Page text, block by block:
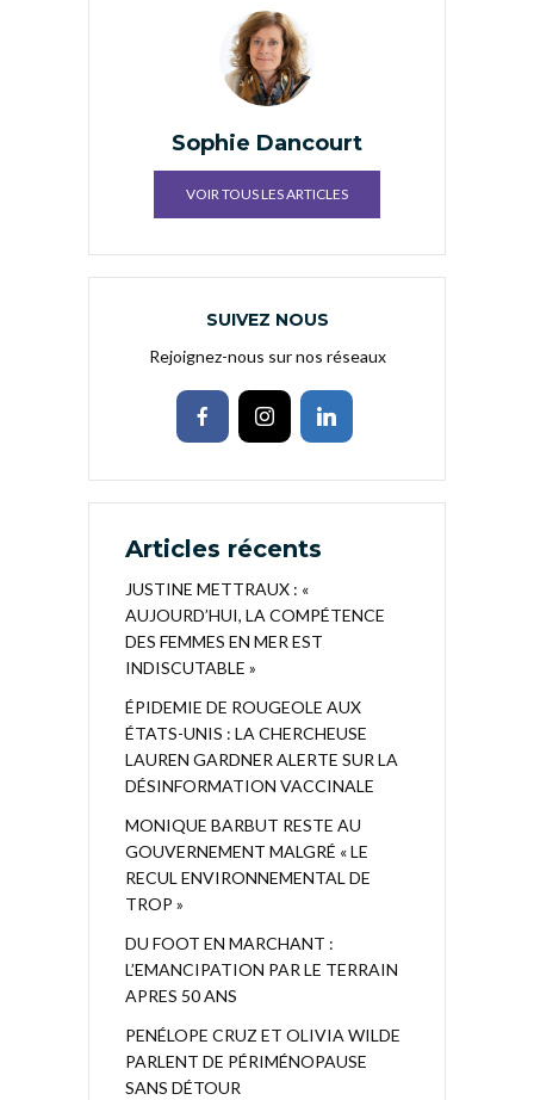
Sophie Dancourt
VOIR TOUS LES ARTICLES
SUIVEZ NOUS
Rejoignez-nous sur nos réseaux
Articles récents
JUSTINE METTRAUX : «
AUJOURD’HUI, LA COMPÉTENCE
DES FEMMES EN MER EST
INDISCUTABLE »
ÉPIDEMIE DE ROUGEOLE AUX
ÉTATS-UNIS : LA CHERCHEUSE
LAUREN GARDNER ALERTE SUR LA
DÉSINFORMATION VACCINALE
MONIQUE BARBUT RESTE AU
GOUVERNEMENT MALGRÉ « LE
RECUL ENVIRONNEMENTAL DE
TROP »
DU FOOT EN MARCHANT :
L’EMANCIPATION PAR LE TERRAIN
APRES 50 ANS
PENÉLOPE CRUZ ET OLIVIA WILDE
PARLENT DE PÉRIMÉNOPAUSE
SANS DÉTOUR